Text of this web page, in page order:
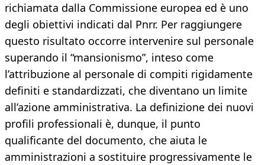
richiamata dalla Commissione europea ed è uno
degli obiettivi indicati dal Pnrr. Per raggiungere
questo risultato occorre intervenire sul personale
superando il “mansionismo”, inteso come
l’attribuzione al personale di compiti rigidamente
definiti e standardizzati, che diventano un limite
all’azione amministrativa. La definizione dei nuovi
profili professionali è, dunque, il punto
qualificante del documento, che aiuta le
amministrazioni a sostituire progressivamente le